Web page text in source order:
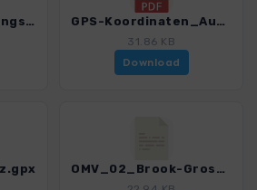
GPS-Daten_Haftungsausschluss-Nutzungsbedingungen_WF Ostseekueste MV.pdf GPS-Koordinaten_Ausgangspunkte_WF Ostseekueste MV.pdf
31.86 KB
Download
OMV_02_Brook-GrosssSchwansee.gpx